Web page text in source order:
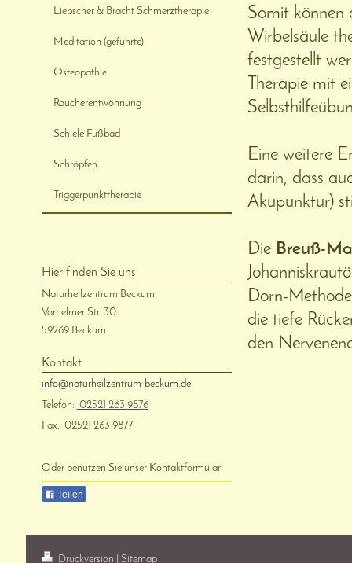
Somit können
Wirbelsäule
festgestellt
Therapie mit
Eine weitere
darin, dass
Akupunktur)
Die Breuß-
Dorn-
die tiefe
den
Liebscher & Bracht Schmerztherapie
Meditation (geführte)
Osteopathie
Raucherentwöhnung
Schiele Fußbad
Schröpfen
Triggerpunkttherapie
Hier finden Sie uns
Naturheilzentrum Beckum
Vorhelmer Str. 30
59269 Beckum
Kontakt
info@naturheilzentrum-beckum.de
Telefon: 02521 263 9876
Fax: 02521 263 9877
Oder benutzen Sie unser Kontaktformular
Teilen
Druckversion
Sitemap